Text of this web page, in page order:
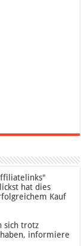
hat dies
Kauf
sich trotz
informiere